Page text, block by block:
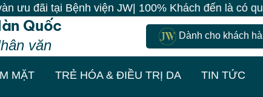
tại Bệnh viện JW| 100% Khách đến là có quà -
Quốc
văn
Dành cho khách
MẶT TRẺ HÓA & ĐIỀU TRỊ DA TIN TỨC